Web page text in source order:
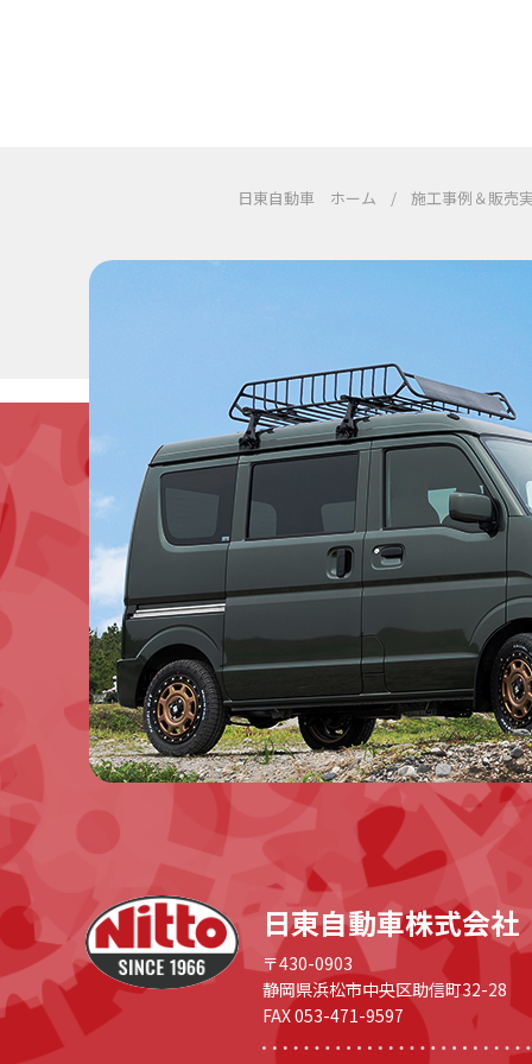
日東自動車 ホーム / 施工事例＆販売
日東自動車株式会社
〒430-0903
静岡県浜松市中央区助信町32-28
FAX 053-471-9597